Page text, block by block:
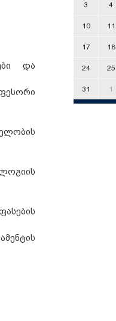
და
3 4
10 11
17 18
24 25
31 1